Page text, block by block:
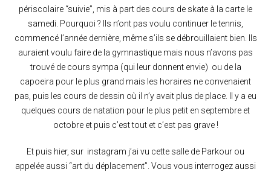
périscolaire “suivie”, mis à part des cours de skate à la carte le
samedi. Pourquoi ? Ils n’ont pas voulu continuer le tennis,
commencé l’année dernière, même s’ils se débrouillaient bien. Ils
auraient voulu faire de la gymnastique mais nous n’avons pas
trouvé de cours sympa (qui leur donnent envie) ou de la
capoeira pour le plus grand mais les horaires ne convenaient
pas, puis les cours de dessin où il n’y avait plus de place. Il y a eu
quelques cours de natation pour le plus petit en septembre et
octobre et puis c’est tout et c’est pas grave !
Et puis hier, sur instagram j’ai vu cette salle de Parkour ou
appelée aussi “art du déplacement”. Vous vous interrogez aussi